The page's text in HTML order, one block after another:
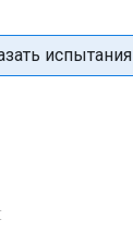
испытания